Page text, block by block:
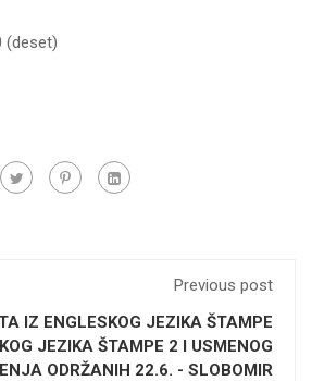
(deset)
Previous post
IZ ENGLESKOG JEZIKA ŠTAMPE
JEZIKA ŠTAMPE 2 I USMENOG
ODRŽANIH 22.6. - SLOBOMIR